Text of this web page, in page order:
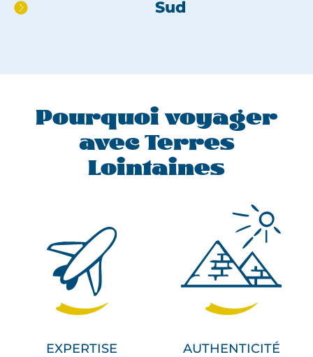
Sud
Pourquoi voyager
avec Terres
Lointaines
EXPERTISE AUTHENTICITÉ